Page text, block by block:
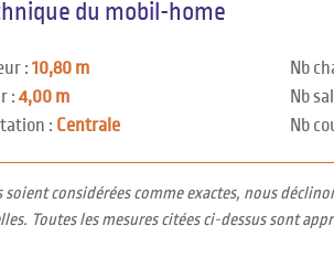
du mobil-home
: 10,80 m
: 4,00 m
: Centrale
Nb
Nb
Nb
considérées comme exactes, nous
Toutes les mesures citées ci-dessus sont